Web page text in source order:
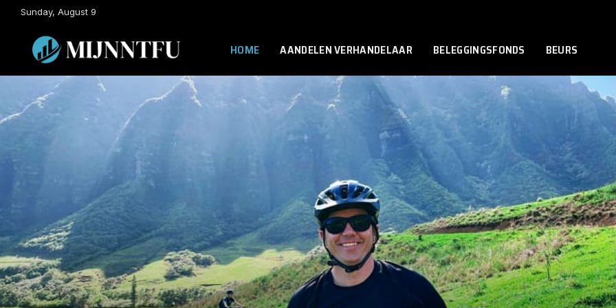
Sunday, August 9
HOME AANDELEN VERHANDELAAR BELEGGINGSFONDS BEURS